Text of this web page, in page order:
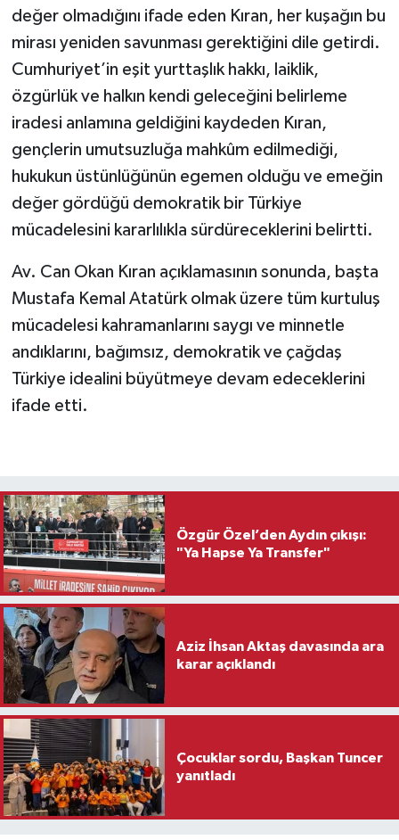
değer olmadığını ifade eden Kıran, her kuşağın bu
mirası yeniden savunması gerektiğini dile getirdi.
Cumhuriyet’in eşit yurttaşlık hakkı, laiklik,
özgürlük ve halkın kendi geleceğini belirleme
iradesi anlamına geldiğini kaydeden Kıran,
gençlerin umutsuzluğa mahkûm edilmediği,
hukukun üstünlüğünün egemen olduğu ve emeğin
değer gördüğü demokratik bir Türkiye
mücadelesini kararlılıkla sürdüreceklerini belirtti.
Av. Can Okan Kıran açıklamasının sonunda, başta
Mustafa Kemal Atatürk olmak üzere tüm kurtuluş
mücadelesi kahramanlarını saygı ve minnetle
andıklarını, bağımsız, demokratik ve çağdaş
Türkiye idealini büyütmeye devam edeceklerini
ifade etti.
Özgür Özel’den Aydın çıkışı:
"Ya Hapse Ya Transfer"
Aziz İhsan Aktaş davasında ara
karar açıklandı
Çocuklar sordu, Başkan Tuncer
yanıtladı